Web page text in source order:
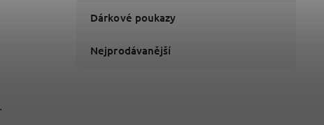
Dárkové poukazy
Nejprodávanější